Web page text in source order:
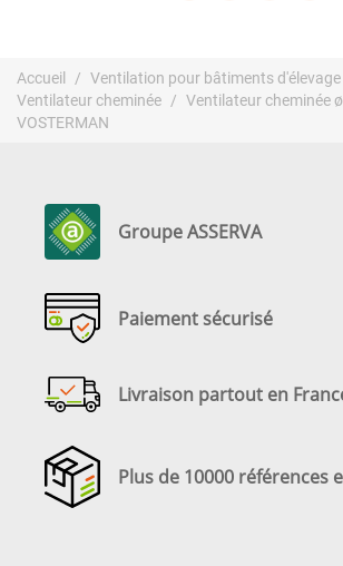
Accueil Ventilation pour bâtiments d'élevage
Ventilateur cheminée
Ventilateur cheminée
VOSTERMAN
Groupe ASSERVA
Paiement sécurisé
Livraison partout en
Plus de 10000 références